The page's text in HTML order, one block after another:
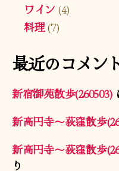
ワイン (4)
料理(7)
最近のコメン
新宿御苑散歩(260503)
新高円寺〜荻窪散歩
新高円寺〜荻窪散歩
り